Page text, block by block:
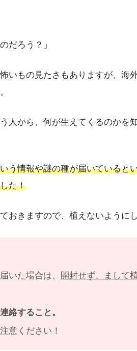
だろう？」
いもの見たさもありますが、海
人から、何が生えてくるのかを
う情報や謎の種が届いていると
た！
おきますので、植えないように
いた場合は、 開封せず、まして
絡すること。
意ください！